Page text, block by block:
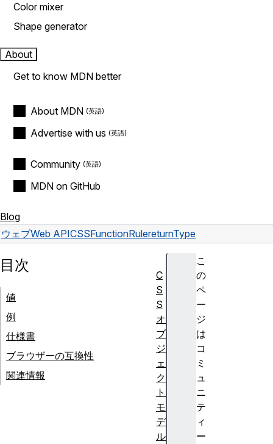
Color mixer
Shape generator
About
Get to know MDN better
About MDN
Advertise with us
Community
MDN on GitHub
Blog
ウェブWeb APICSSFunctionRulereturnType
こ
の
ペ
ー
ジ
は
コ
ミ
ュ
ニ
テ
ィ
ー
目次
値
例
仕様書
ブラウザーの互換性
関連情報
C
S
S
オ
ブ
ジ
ェ
ク
ト
モ
デ
ル